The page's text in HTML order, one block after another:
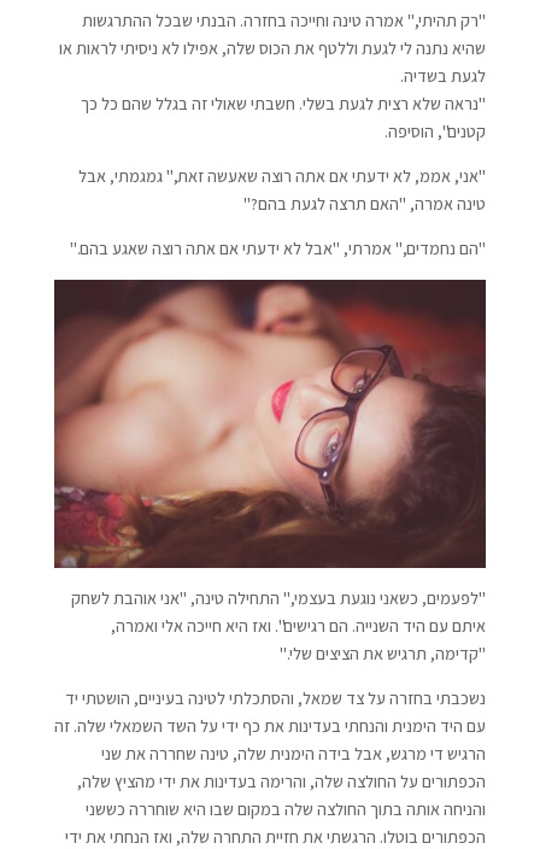
"רק תהיתי," אמרה טינה וחייכה בחזרה. הבנתי שבכל ההתרגשות
שהיא נתנה לי לגעת וללטף את הכוס שלה, אפילו לא ניסיתי לראות או
לגעת בשדיה.
"נראה שלא רצית לגעת בשלי. חשבתי שאולי זה בגלל שהם כל כך
קטנים", הוסיפה.
"אני, אממ, לא ידעתי אם אתה רוצה שאעשה זאת," גמגמתי, אבל
טינה אמרה, "האם תרצה לגעת בהם?"
"הם נחמדים," אמרתי, "אבל לא ידעתי אם אתה רוצה שאגע בהם."
"לפעמים, כשאני נוגעת בעצמי," התחילה טינה, "אני אוהבת לשחק
איתם עם היד השנייה. הם רגישים". ואז היא חייכה אלי ואמרה,
"קדימה, תרגיש את הציצים שלי."
נשכבתי בחזרה על צד שמאל, והסתכלתי לטינה בעיניים, הושטתי יד
עם היד הימנית והנחתי בעדינות את כף ידי על השד השמאלי שלה. זה
הרגיש די מרגש, אבל בידה הימנית שלה, טינה שחררה את שני
הכפתורים על החולצה שלה, והרימה בעדינות את ידי מהציץ שלה,
והניחה אותה בתוך החולצה שלה במקום שבו היא שוחררה כששני
הכפתורים בוטלו. הרגשתי את חזיית התחרה שלה, ואז הנחתי את ידי